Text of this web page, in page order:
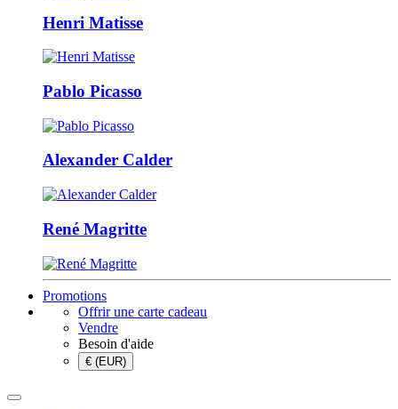
Henri Matisse
Pablo Picasso
Alexander Calder
René Magritte
Promotions
Offrir une carte cadeau
Vendre
Besoin d'aide
€ (EUR)